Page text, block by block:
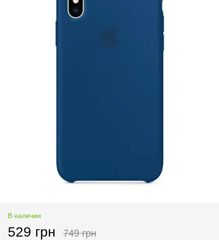
В наличии
529 грн 749 грн